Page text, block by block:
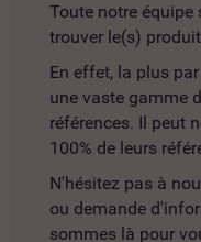
Toute notre équipe
trouver le(s)
En effet, la plus
une vaste gamme
références. Il peut
100% de leurs
N'hésitez pas à
ou demande
sommes là pour